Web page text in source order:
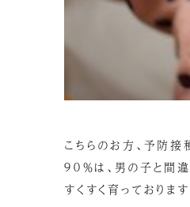
こちらのお方、予防
９０％は、男の子と間
すくすく育っておりま